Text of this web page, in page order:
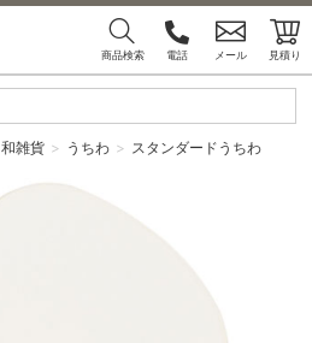
商品検索 電話 メール 見積り
和雑貨 うちわ スタンダードうちわ